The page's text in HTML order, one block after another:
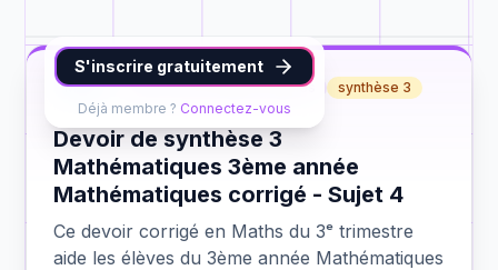
S'inscrire gratuitement
Déjà membre ? Connectez-vous
Maths 3ème année Mathématiques synthèse 3
Devoir de synthèse 3
Mathématiques 3ème année
Mathématiques corrigé - Sujet 4
Ce devoir corrigé en Maths du 3ᵉ trimestre
aide les élèves du 3ème année Mathématiques